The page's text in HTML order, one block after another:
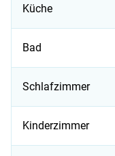
Küche
Bad
Schlafzimmer
Kinderzimmer